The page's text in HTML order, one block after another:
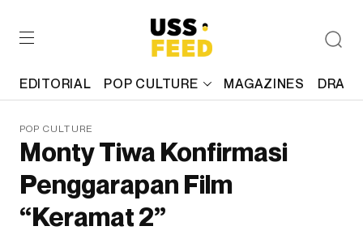
EDITORIAL POP CULTURE MAGAZINES
POP CULTURE
Monty Tiwa Konfirmasi
Penggarapan Film
“Keramat 2”